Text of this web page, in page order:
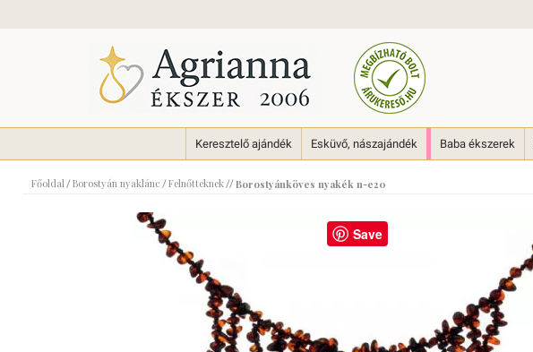
Keresztelő ajándék Esküvő, nászajándék Baba ékszerek
Főoldal/Borostyán nyaklánc /Felnőtteknek//Borostyánköves nyakék n-e20
Save